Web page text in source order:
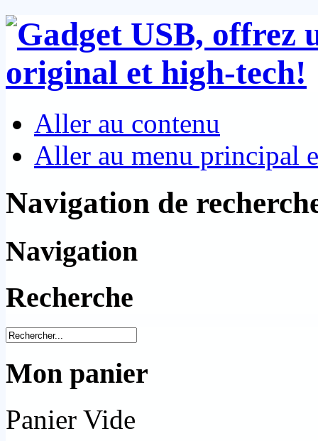
Aller au contenu
Aller au menu principal
Navigation de
Navigation
Recherche
Mon panier
Panier Vide